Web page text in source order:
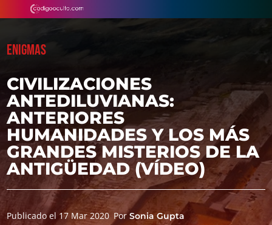
ENIGMAS
CIVILIZACIONES
ANTEDILUVIANAS:
ANTERIORES
HUMANIDADES Y LOS MÁS
GRANDES MISTERIOS DE LA
ANTIGÜEDAD (VÍDEO)
Publicado el 17 Mar 2020 PorSonia Gupta